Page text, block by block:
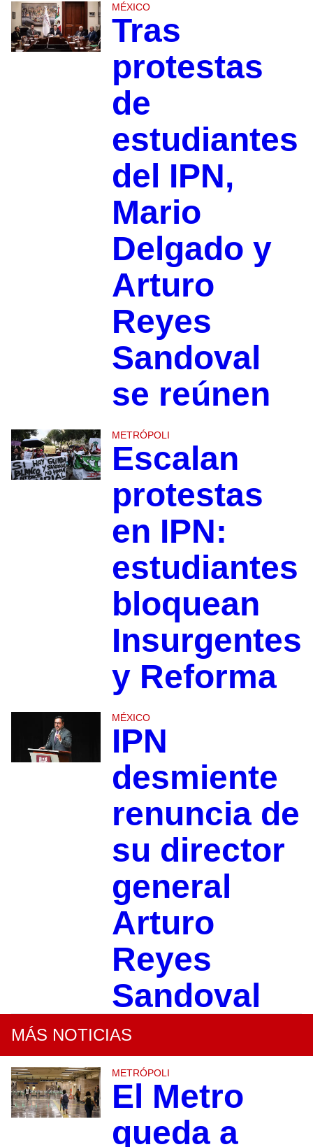
MÉXICO
Tras
protestas
de
estudiantes
del IPN,
Mario
Delgado y
Arturo
Reyes
Sandoval
se reúnen
METRÓPOLI
Escalan
protestas
en IPN:
estudiantes
bloquean
Insurgentes
y Reforma
MÉXICO
IPN
desmiente
renuncia de
su director
general
Arturo
Reyes
Sandoval
MÁS NOTICIAS
METRÓPOLI
El Metro
queda a